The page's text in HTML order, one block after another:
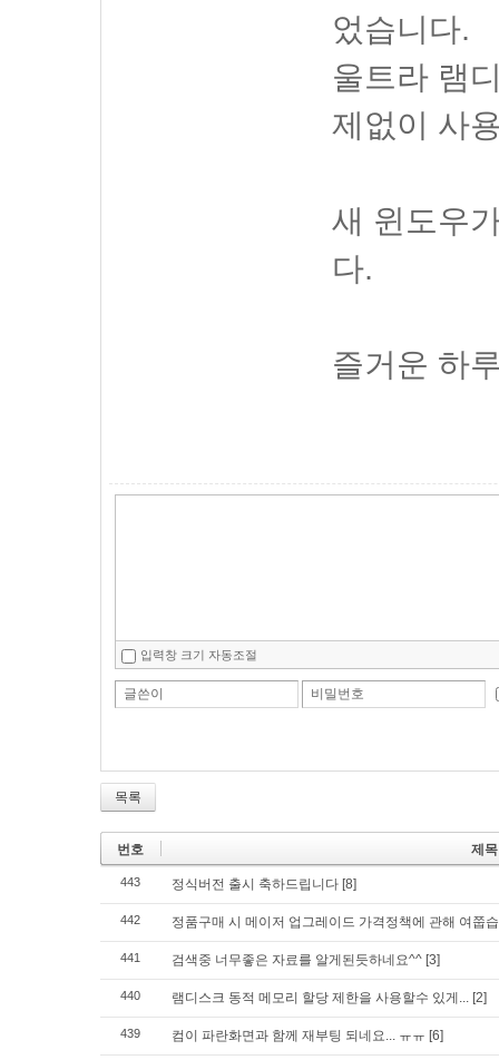
었습니다.
울트라 램
제없이 사
새 윈도우
다.
즐거운 하
입력창 크기 자동조절
글쓴이 비밀번호
목록
번호 제목
443 정식버전 출시 축하드립니다 [8]
442 정품구매 시 메이저 업그레이드 가격정책에 관해 여쭙
441 검색중 너무좋은 자료를 알게된듯하네요^^ [3]
440 램디스크 동적 메모리 할당 제한을 사용할수 있게... [2]
439 컴이 파란화면과 함께 재부팅 되네요... ㅠㅠ [6]